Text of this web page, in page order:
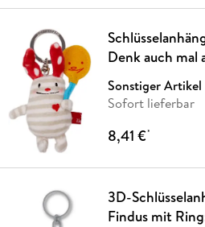
Denk auch mal
Sonstiger Artikel
Sofort lieferbar
8,41 €*
3D-
Findus mit